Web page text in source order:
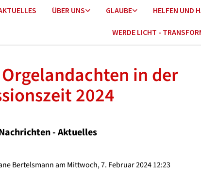
ÜBER UNS GLAUBE HELFEN UND
WERDE LICHT -
in der
2024
- Aktuelles
Bertelsmann am Mittwoch, 7. Februar 2024 12:23